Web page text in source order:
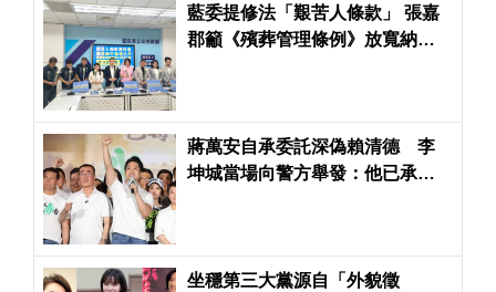
藍委提修法「艱苦人條款」 張嘉
郡籲《殯葬管理條例》放寬納中
蔣萬安自承委託深偽賴清德 李
坤城當場向警方舉發：他已承認
坐穩第三大黨源自「外貌徵